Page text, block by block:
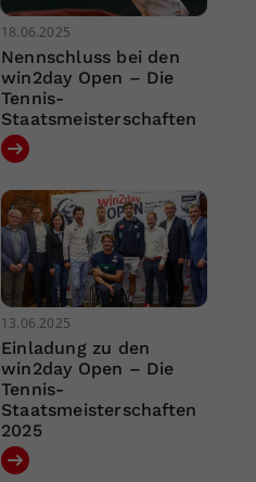
18.06.2025
Nennschluss bei den
win2day Open – Die
Tennis-
Staatsmeisterschaften
13.06.2025
Einladung zu den
win2day Open – Die
Tennis-
Staatsmeisterschaften
2025